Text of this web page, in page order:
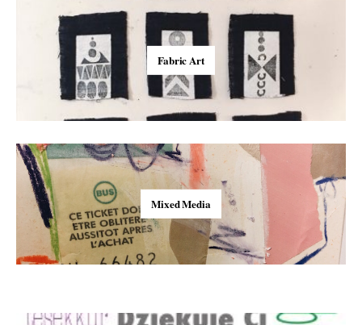
Fabric Art
Mixed Media